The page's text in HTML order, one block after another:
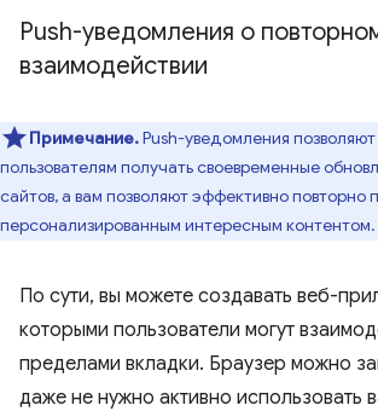
Push-уведомления о
взаимодействии
Примечание.Push-уведомления
пользователям получать своевременные
сайтов, а вам позволяют эффективно повторно
персонализированным интересным контентом.
По сути, вы можете создавать веб-
которыми пользователи могут
пределами вкладки. Браузер можно
даже не нужно активно использовать